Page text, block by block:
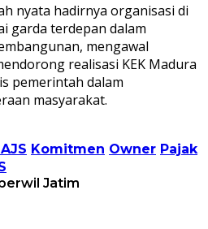
nyata hadirnya organisasi di
garda terdepan dalam
mengawal
realisasi KEK Madura
pemerintah dalam
masyarakat.
Komitmen Owner Pajak
Jatim